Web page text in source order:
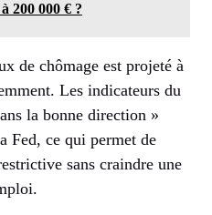
200 000 € ?
de chômage est projeté à
Les indicateurs du
la bonne direction »
Fed, ce qui permet de
sans craindre une